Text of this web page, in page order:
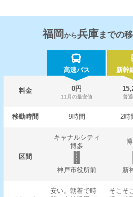
福岡 から兵庫までの
高速バス 新幹
料金 0円
11月の最安値 普
移動時間 9時間 2時
区間
キャナルシティ
博多
神戸市役所前
新
安い。朝着で時
そこそ